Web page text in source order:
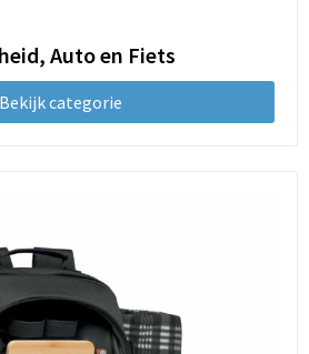
Auto en Fiets
Bekijk categorie